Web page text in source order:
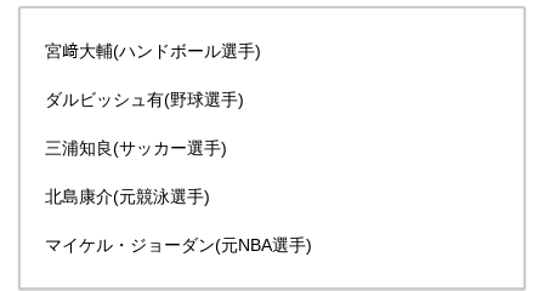
宮﨑大輔(ハンドボール選手)
ダルビッシュ有(野球選手)
三浦知良(サッカー選手)
北島康介(元競泳選手)
マイケル・ジョーダン(元NBA選手)